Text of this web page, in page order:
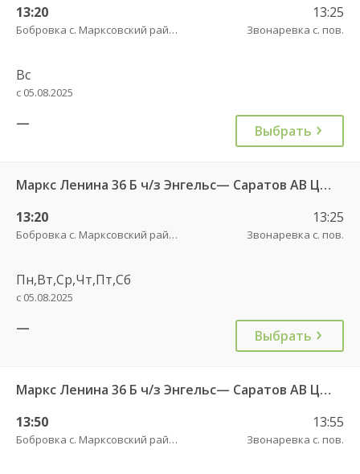
13:20
Бобровка с. Марксовский район пов.
13:25
Звонаревка с. пов.
Вс
с 05.08.2025
— Выбрать
Маркс Ленина 36 Б ч/з Энгельс— Саратов АВ Центральный (ул им Пугачева 179 А)
13:20
Бобровка с. Марксовский район пов.
13:25
Звонаревка с. пов.
Пн,Вт,Ср,Чт,Пт,Сб
с 05.08.2025
— Выбрать
Маркс Ленина 36 Б ч/з Энгельс— Саратов АВ Центральный (ул им Пугачева 179 А)
13:50
Бобровка с. Марксовский район пов.
13:55
Звонаревка с. пов.